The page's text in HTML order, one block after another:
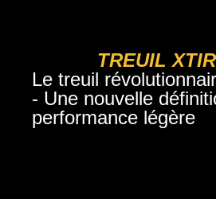
TREUIL
Le treuil
- Une nouvelle
performance légère